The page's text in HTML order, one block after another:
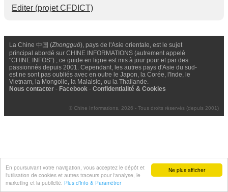
Ne plus afficher
En poursuivant votre navigation, vous acceptez le dépôt et
l'utilisation de cookies et autres traceurs pour l'analyse, le
marketing et la publicité. Plus d'info & Paramétrer
Editer (projet CFDICT)
La Chine 中国 (Zhongguó), pays de l'Asie orientale, est le sujet
principal abordé sur CHINE INFORMATIONS (autrement appelé
"CHINE INFOS") ; ce guide en ligne est mis à jour pour et par des
passionnés depuis 2001. Cependant, les autres pays d'Asie du sud-
est ne sont pas oubliés avec en outre le Japon, la Corée, l'Inde, le
Vietnam, la Mongolie, la Malaisie, ou la Thailande.
Nous contacter - Facebook - Confidentialité & Cookies
© Chine Informations, 2026 - Tous droits réservés (depuis 2001)